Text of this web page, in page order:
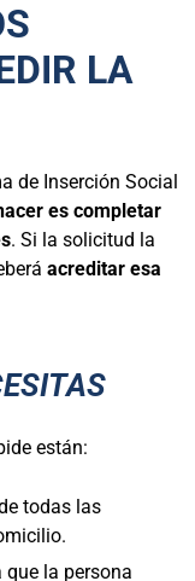
LA
de Inserción Social
es completar
. Si la solicitud la
acreditar esa
están:
todas las
que la persona